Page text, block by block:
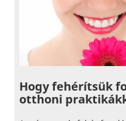
Hogy fehérítsük
otthoni